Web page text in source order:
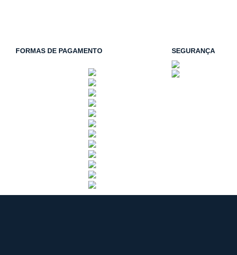
FORMAS DE PAGAMENTO SEGURANÇA